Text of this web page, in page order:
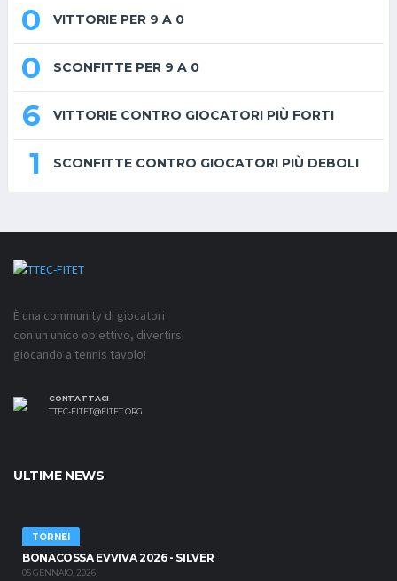
0 VITTORIE PER 9 A 0
0 SCONFITTE PER 9 A 0
6 VITTORIE CONTRO GIOCATORI PIÙ FORTI
1 SCONFITTE CONTRO GIOCATORI PIÙ DEBOLI
È una community di giocatori
con un unico obiettivo, divertirsi
giocando a tennis tavolo!
CONTATTACI
TTEC-FITET@FITET.ORG
ULTIME NEWS
TORNEI
BONACOSSA EVVIVA 2026 - SILVER
05 GENNAIO, 2026